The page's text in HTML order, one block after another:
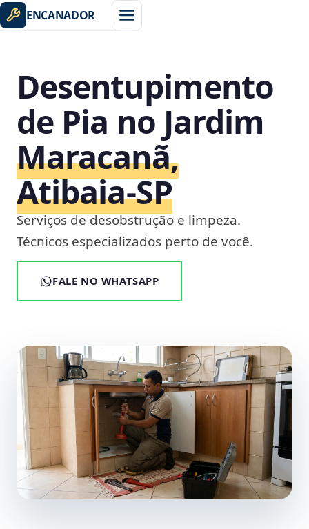
ENCANADOR
Desentupimento
de Pia no Jardim
Maracanã,
Atibaia‑SP
Serviços de desobstrução e limpeza.
Técnicos especializados perto de você.
FALE NO WHATSAPP